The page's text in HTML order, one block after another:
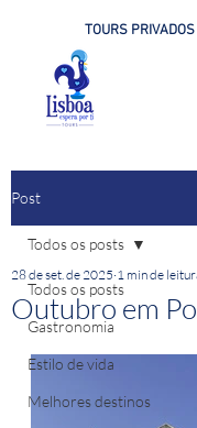
TOURS
Post
Todos os posts
Gastronomia
Estilo de vida
Melhores destinos
Todos os posts
Outubro em
28 de set. de 2025 1 min de